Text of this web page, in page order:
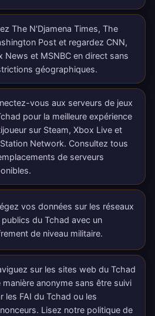
The N'Djamena Times, The
Post et regardez CNN,
News et MSNBC en direct sans
géographiques.
vous aux serveurs de jeux
pour la meilleure expérience
sur Steam, Xbox Live et
Network. Consultez tous
de serveurs
.
vos données sur les réseaux
publics du Tchad avec un
de niveau militaire.
sur les sites web du Tchad
manière anonyme sans être suivi
les FAI du Tchad ou les
Lisez notre politique de